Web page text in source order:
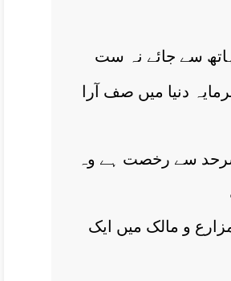
سے جائے نہ ست
دنيا ميں صف آرا
سے رخصت ہے وہ
و مالک ميں ايک